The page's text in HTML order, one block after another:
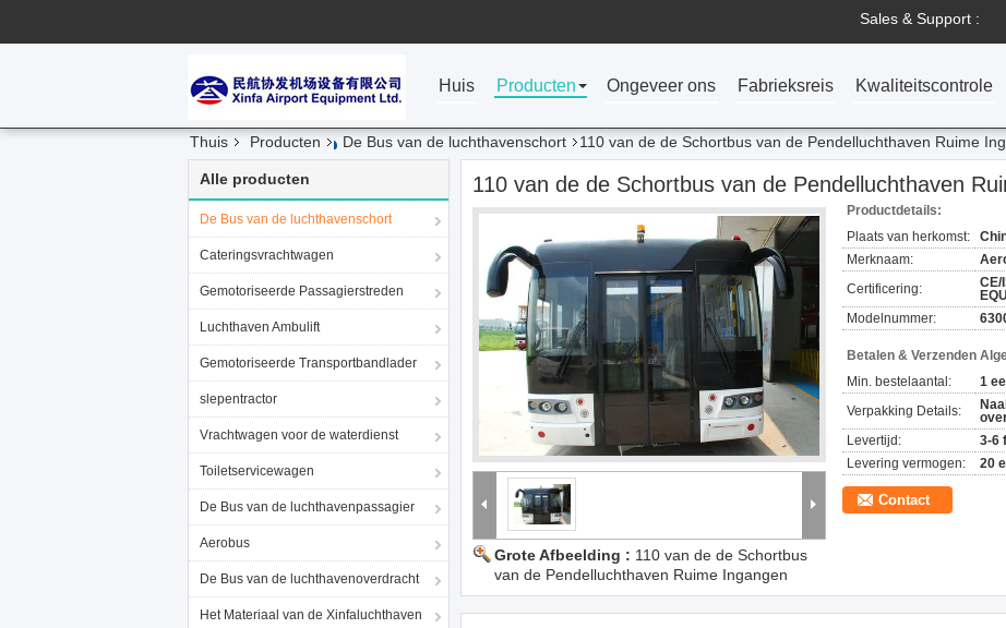
Sales & Support :
Huis Producten Ongeveer ons Fabrieksreis Kwaliteitscontrole
Thuis Producten De Bus van de luchthavenschort 110 van de de Schortbus van de Pendelluchthaven Ruime
Alle producten
De Bus van de luchthavenschort
Cateringsvrachtwagen
Gemotoriseerde Passagierstreden
Luchthaven Ambulift
Gemotoriseerde Transportbandlader
slepentractor
Vrachtwagen voor de waterdienst
Toiletservicewagen
De Bus van de luchthavenpassagier
Aerobus
De Bus van de luchthavenoverdracht
Het Materiaal van de Xinfaluchthaven
110 van de de Schortbus van de Pendelluchthaven
Grote Afbeelding : 110 van de de Schortbus
van de Pendelluchthaven Ruime Ingangen
Productdetails:
Plaats van herkomst:
Merknaam:
Certificering:
CE/
Modelnummer:
Betalen & Verzenden
Min. bestelaantal:
1
Verpakking Details:
Levertijd:
3-6
Levering vermogen:
20
Contact